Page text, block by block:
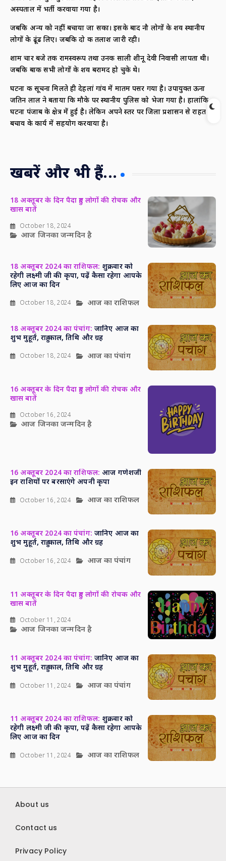
अस्पताल में भर्ती करवाया गया है।
जबकि अन्य को नहीं बचाया जा सका। इसके बाद नौ लोगों के शव स्थानीय
लोगों के ढूंढ लिए। जबकि दो की तलाश जारी रही।
शाम चार बजे तक रामस्वरूप तथा उनकी साली शीनू देवी निवासी लापता थी।
जबकि बाकी सभी लोगों के शव बरामद हो चुके थे।
घटना की सूचना मिलते ही देहलां गांव में मातम पसर गया है। उपायुक्त ऊना
जतिन लाल ने बताया कि मौके पर स्थानीय पुलिस को भेजा गया है। हालांकि
घटना पंजाब के क्षेत्र में हुई है। लेकिन अपने स्तर पर जिला प्रशासन से राहत
बचाव के कार्य में सहयोग करवाया है।
खबरें और भी हैं...
18 अक्तूबर के दिन पैदा हुए लोगों की रोचक और
खास बातें
October 18, 2024
आज जिनका जन्मदिन है
18 अक्तूबर 2024 का राशिफल: शुक्रवार को
रहेगी लक्ष्मी जी की कृपा, पढ़ें कैसा रहेगा आपके
लिए आज का दिन
October 18, 2024 आज का राशिफल
18 अक्तूबर 2024 का पंचांग: जानिए आज का
शुभ मुहूर्त, राहु काल, तिथि और ग्रह
October 18, 2024 आज का पंचांग
16 अक्तूबर के दिन पैदा हुए लोगों की रोचक और
खास बातें
October 16, 2024
आज जिनका जन्मदिन है
16 अक्तूबर 2024 का राशिफल: आज गणेशजी
इन राशियों पर बरसाएंगे अपनी कृपा
October 16, 2024 आज का राशिफल
16 अक्तूबर 2024 का पंचांग: जानिए आज का
शुभ मुहूर्त, राहु काल, तिथि और ग्रह
October 16, 2024 आज का पंचांग
11 अक्तूबर के दिन पैदा हुए लोगों की रोचक और
खास बातें
October 11, 2024
आज जिनका जन्मदिन है
11 अक्तूबर 2024 का पंचांग: जानिए आज का
शुभ मुहूर्त, राहु काल, तिथि और ग्रह
October 11, 2024 आज का पंचांग
11 अक्तूबर 2024 का राशिफल: शुक्रवार को
रहेगी लक्ष्मी जी की कृपा, पढ़ें कैसा रहेगा आपके
लिए आज का दिन
October 11, 2024 आज का राशिफल
About us
Contact us
Privacy Policy